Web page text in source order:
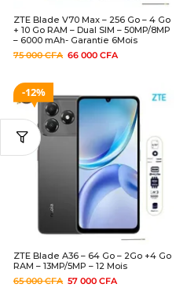
ZTE Blade V70 Max – 256 Go – 4 Go
+ 10 Go RAM – Dual SIM – 50MP/8MP
– 6000 mAh- Garantie 6Mois
75 000CFA 66 000 CFA
12%
ZTE Blade A36 – 64 Go – 2Go +4 Go
RAM – 13MP/5MP – 12 Mois
65 000CFA 57 000 CFA